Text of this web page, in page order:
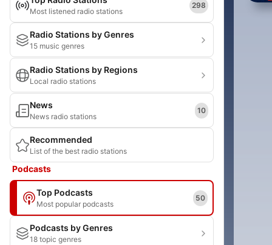
Most listened radio stations
298
Radio Stations by Genres
15 music genres
Radio Stations by Regions
Local radio stations
News
News radio stations
10
Recommended
List of the best radio stations
Podcasts
Top Podcasts
Most popular podcasts
50
Podcasts by Genres
18 topic genres